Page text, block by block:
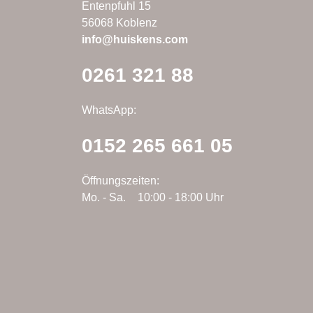
gewählt
werden
Entenpfuhl 15
56068 Koblenz
info@huiskens.com
0261 321 88
WhatsApp:
0152 265 661 05
Öffnungszeiten:
Mo. - Sa.
10:00 - 18:00 Uhr